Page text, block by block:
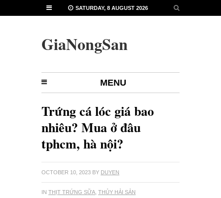
SATURDAY, 8 AUGUST 2026
GiaNongSan
MENU
Trứng cá lóc giá bao
nhiêu? Mua ở đâu
tphcm, hà nội?
OCTOBER 10, 2023 BY DUYEN
IN THỊT TRỨNG SỮA THỦY HẢI SẢN